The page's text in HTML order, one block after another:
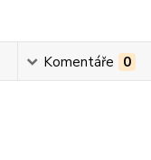
Komentáře 0